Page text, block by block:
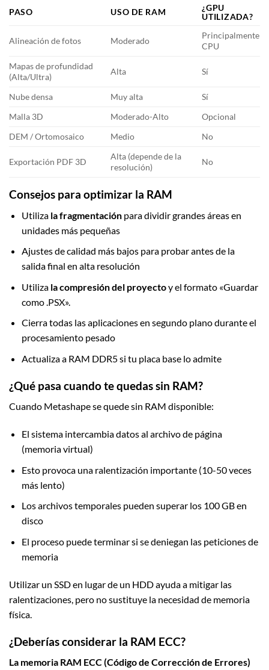
PASO USO DE RAM
¿GPU
UTILIZADA?
Alineación de fotos Moderado
Principalmente
CPU
Mapas de profundidad
(Alta/Ultra)
Alta Sí
Nube densa Muy alta
Sí
Malla 3D
Moderado-Alto
Opcional
DEM / Ortomosaico
Medio No
Exportación PDF 3D
Alta (depende de la
resolución)
No
Consejos para optimizar la RAM
Utiliza la fragmentaciónpara dividir grandes áreas en
unidades más pequeñas
Ajustes de calidad más bajos para probar antes de la
salida final en alta resolución
Utiliza la compresión del proyectoy el formato «Guardar
como .PSX».
Cierra todas las aplicaciones en segundo plano durante el
procesamiento pesado
Actualiza a RAM DDR5 si tu placa base lo admite
¿Qué pasa cuando te quedas sin RAM?
Cuando Metashape se quede sin RAM disponible:
El sistema intercambia datos al archivo de página
(memoria virtual)
Esto provoca una ralentización importante (10-50 veces
más lento)
Los archivos temporales pueden superar los 100 GB en
disco
El proceso puede terminar si se deniegan las peticiones de
memoria
Utilizar un SSD en lugar de un HDD ayuda a mitigar las
ralentizaciones, pero no sustituye la necesidad de memoria
física.
¿Deberías considerar la RAM ECC?
La memoria RAM ECC (Código de Corrección de Errores)